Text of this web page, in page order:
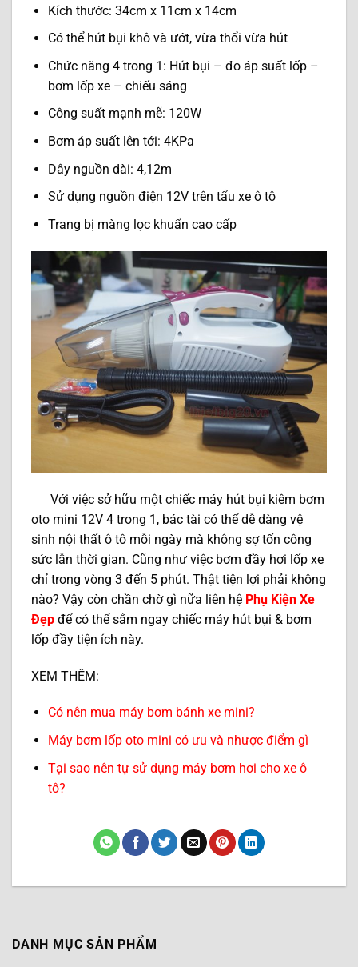
Kích thước: 34cm x 11cm x 14cm
Có thể hút bụi khô và ướt, vừa thổi vừa hút
Chức năng 4 trong 1: Hút bụi – đo áp suất lốp –
bơm lốp xe – chiếu sáng
Công suất mạnh mẽ: 120W
Bơm áp suất lên tới: 4KPa
Dây nguồn dài: 4,12m
Sử dụng nguồn điện 12V trên tẩu xe ô tô
Trang bị màng lọc khuẩn cao cấp
Với việc sở hữu một chiếc máy hút bụi kiêm bơm
oto mini 12V 4 trong 1, bác tài có thể dễ dàng vệ
sinh nội thất ô tô mỗi ngày mà không sợ tốn công
sức lẫn thời gian. Cũng như việc bơm đầy hơi lốp xe
chỉ trong vòng 3 đến 5 phút. Thật tiện lợi phải không
nào? Vậy còn chần chờ gì nữa liên hệ Phụ Kiện Xe
Đẹp để có thể sắm ngay chiếc máy hút bụi & bơm
lốp đầy tiện ích này.
XEM THÊM:
Có nên mua máy bơm bánh xe mini?
Máy bơm lốp oto mini có ưu và nhược điểm gì
Tại sao nên tự sử dụng máy bơm hơi cho xe ô
tô?
DANH MỤC SẢN PHẨM